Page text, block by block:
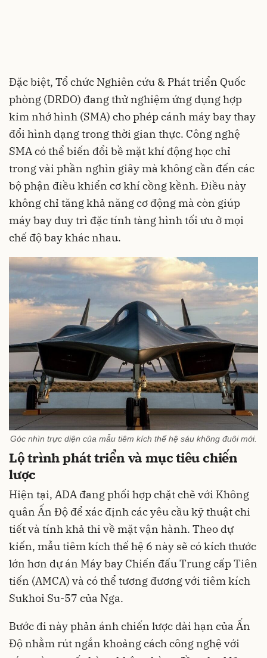
Đặc biệt, Tổ chức Nghiên cứu & Phát triển Quốc
phòng (DRDO) đang thử nghiệm ứng dụng hợp
kim nhớ hình (SMA) cho phép cánh máy bay thay
đổi hình dạng trong thời gian thực. Công nghệ
SMA có thể biến đổi bề mặt khí động học chỉ
trong vài phần nghìn giây mà không cần đến các
bộ phận điều khiển cơ khí cồng kềnh. Điều này
không chỉ tăng khả năng cơ động mà còn giúp
máy bay duy trì đặc tính tàng hình tối ưu ở mọi
chế độ bay khác nhau.
Góc nhìn trực diện của mẫu tiêm kích thế hệ sáu không đuôi mới.
Lộ trình phát triển và mục tiêu chiến
lược
Hiện tại, ADA đang phối hợp chặt chẽ với Không
quân Ấn Độ để xác định các yêu cầu kỹ thuật chi
tiết và tính khả thi về mặt vận hành. Theo dự
kiến, mẫu tiêm kích thế hệ 6 này sẽ có kích thước
lớn hơn dự án Máy bay Chiến đấu Trung cấp Tiên
tiến (AMCA) và có thể tương đương với tiêm kích
Sukhoi Su-57 của Nga.
Bước đi này phản ánh chiến lược dài hạn của Ấn
Độ nhằm rút ngắn khoảng cách công nghệ với